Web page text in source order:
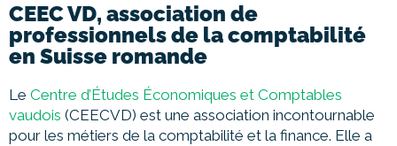
CEEC VD, association de
professionnels de la comptabilité
en Suisse romande
Le Centre d’Études Économiques et Comptables
vaudois (CEECVD) est une association incontournable
pour les métiers de la comptabilité et la finance. Elle a